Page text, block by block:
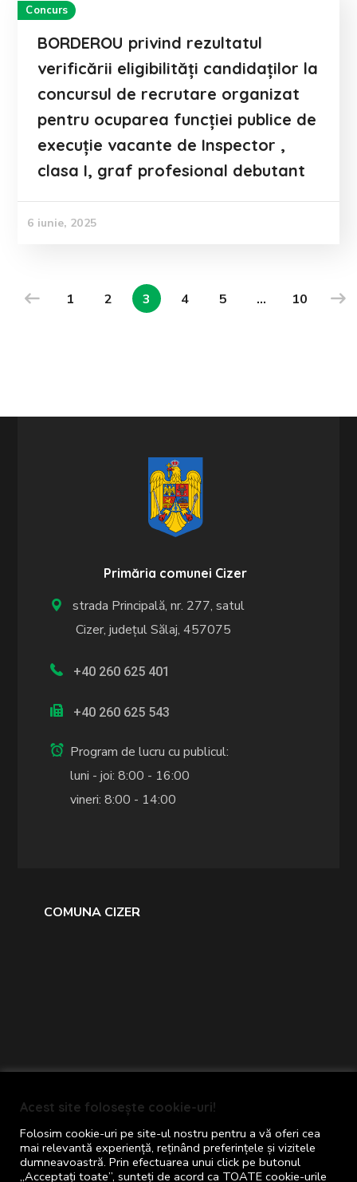
Concurs
BORDEROU privind rezultatul
verificării eligibilități candidaților la
concursul de recrutare organizat
pentru ocuparea funcției publice de
execuție vacante de Inspector ,
clasa I, graf profesional debutant
6 iunie, 2025
1 2 3 4 5 … 10
Primăria comunei Cizer
strada Principală, nr. 277, satul
Cizer, județul Sălaj, 457075
+40 260 625 401
+40 260 625 543
Program de lucru cu publicul:
luni - joi: 8:00 - 16:00
vineri: 8:00 - 14:00
COMUNA CIZER
Toate drepturile rezervate
Termeni și Condiții
Concept realizat de Big Media Relații Publice
Acest site folosește cookie-uri!
Folosim cookie-uri pe site-ul nostru pentru a vă oferi cea
mai relevantă experiență, reținând preferințele și vizitele
dumneavoastră. Prin efectuarea unui click pe butonul
„Acceptați toate”, sunteți de acord ca TOATE cookie-urile